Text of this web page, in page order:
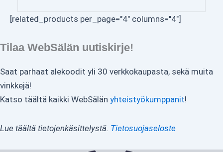
[related_products per_page="4" columns="4"]
Tilaa WebSälän uutiskirje!
Saat parhaat alekoodit yli 30 verkkokaupasta, sekä muita
vinkkejä!
Katso täältä kaikki WebSälän yhteistyökumppanit!
Lue täältä tietojenkäsittelystä. Tietosuojaseloste